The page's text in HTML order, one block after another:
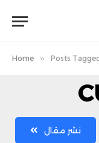
Home » Posts
نشر مقال